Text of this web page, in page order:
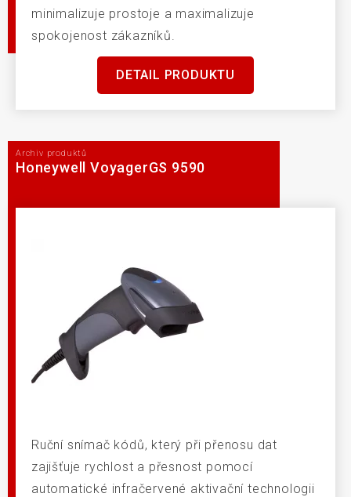
minimalizuje prostoje a maximalizuje
spokojenost zákazníků.
DETAIL PRODUKTU
Archiv produktů
Honeywell VoyagerGS 9590
Ruční snímač kódů, který při přenosu dat
zajišťuje rychlost a přesnost pomocí
automatické infračervené aktivační technologii